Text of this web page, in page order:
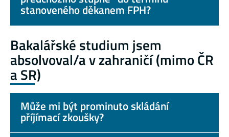
stanoveného děkanem FPH?
Bakalářské studium jsem
absolvoval/a v zahraničí (mimo ČR
a SR)
Může mi být prominuto skládání
příjímací zkoušky?